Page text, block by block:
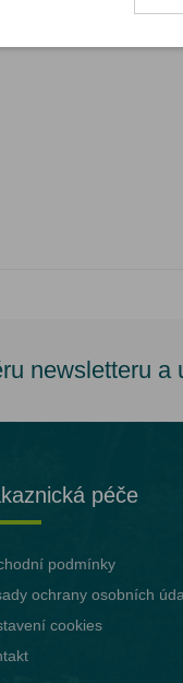
newsletteru a
péče
podmínky
ochrany osobních
cookies